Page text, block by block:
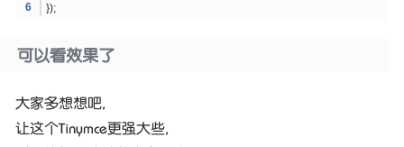
});
可以看效果了
大家多想想吧,
让这个Tinymce更强大些,